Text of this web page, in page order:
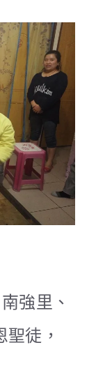
強里、
徒，